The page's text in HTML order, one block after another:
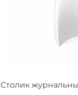
Столик